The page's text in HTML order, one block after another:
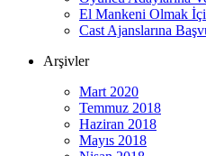
El Mankeni Olmak
Cast Ajanslarına
Arşivler
Mart 2020
Temmuz 2018
Haziran 2018
Mayıs 2018